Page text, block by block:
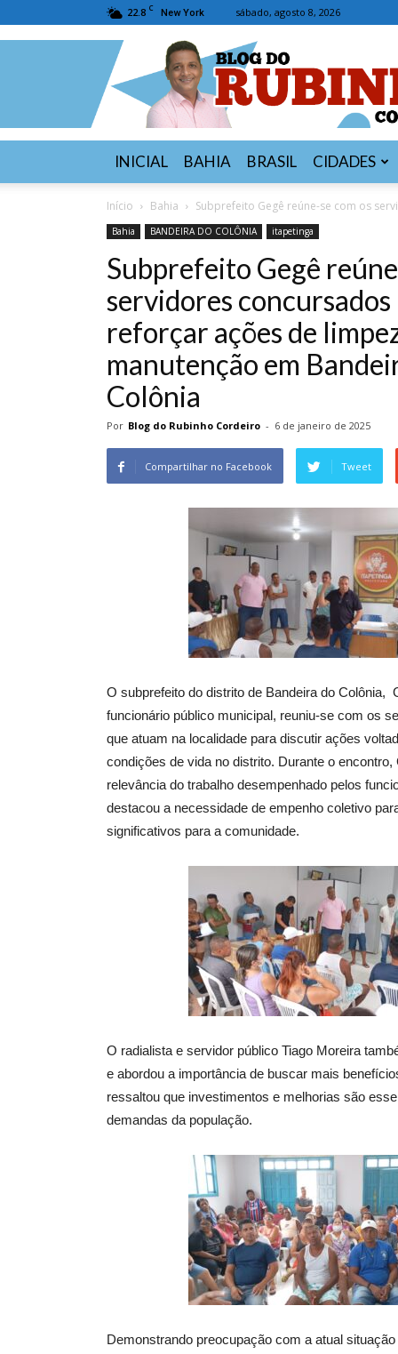
22.8 C New York sábado, agosto 8, 2026
INICIAL BAHIA BRASIL CIDADES
Início Bahia Subprefeito Gegê reúne-se com os
Bahia BANDEIRA DO COLÔNIA itapetinga
Subprefeito Gegê
servidores concursados
reforçar ações de
manutenção em
Colônia
Por Blog do Rubinho Cordeiro - 6 de janeiro de 2025
Compartilhar no Facebook Tweet
O subprefeito do distrito de Bandeira do Colônia,
funcionário público municipal, reuniu-se com os
que atuam na localidade para discutir ações
condições de vida no distrito. Durante o encontro,
relevância do trabalho desempenhado pelos
destacou a necessidade de empenho coletivo
significativos para a comunidade.
O radialista e servidor público Tiago Moreira
e abordou a importância de buscar mais
ressaltou que investimentos e melhorias são
demandas da população.
Demonstrando preocupação com a atual